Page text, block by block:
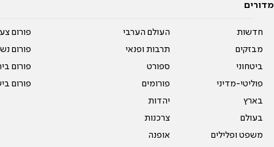
מדורים
חדשות
מבזקים
ביטחוני
פוליטי-מדיני
בארץ
בעולם
משפט ופלילים
העולם הערבי
תרבות ופנאי
ספורט
פורומים
יהדות
צרכנות
אופנה
פורום
פורום
פורום
פורום